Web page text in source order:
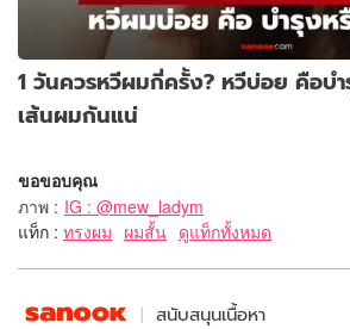
1 วันควรหวีผมกี่ครั้ง? หวีบ่อย คือบำ
เส้นผมกันแน่
ขอขอบคุณ
ภาพ : IG : @mew_ladym
แท็ก : ทรงผม ผมสั้น ดูแท็กทั้งหมด
สนับสนุนเนื้อหา